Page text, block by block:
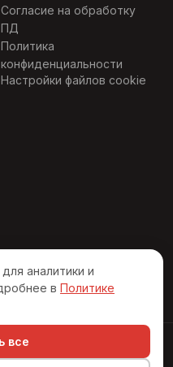
Согласие на обработку
ПД
Политика
конфиденциальности
Настройки файлов cookie
права защищены
аналитики и
в Политике
все